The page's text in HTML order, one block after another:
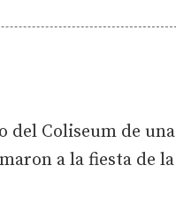
del Coliseum de una
a la fiesta de la